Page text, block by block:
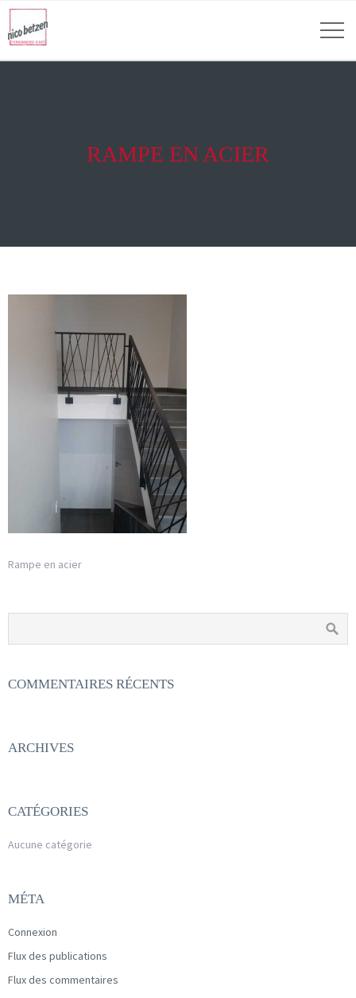
RAMPE EN ACIER
Rampe en acier
COMMENTAIRES RÉCENTS
ARCHIVES
CATÉGORIES
Aucune catégorie
MÉTA
Connexion
Flux des publications
Flux des commentaires